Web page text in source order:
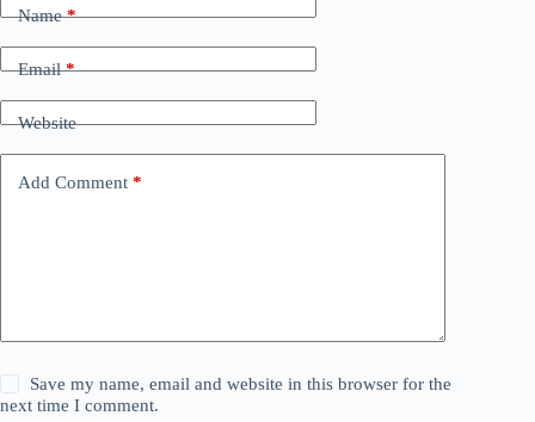
Name*
Email*
Website
Add Comment *
Save my name, email and website in this browser for the
next time I comment.